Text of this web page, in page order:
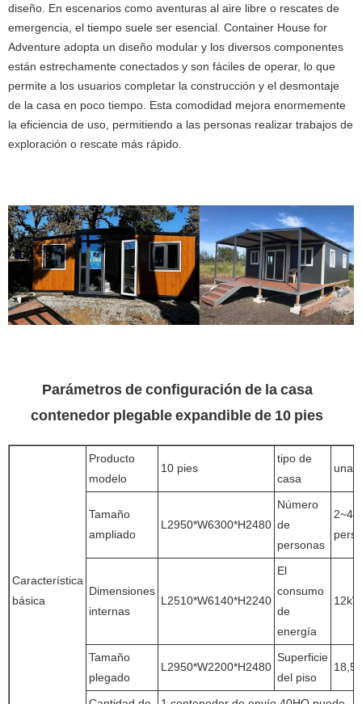
diseño. En escenarios como aventuras al aire libre o rescates de
emergencia, el tiempo suele ser esencial. Container House for
Adventure adopta un diseño modular y los diversos componentes
están estrechamente conectados y son fáciles de operar, lo que
permite a los usuarios completar la construcción y el desmontaje
de la casa en poco tiempo. Esta comodidad mejora enormemente
la eficiencia de uso, permitiendo a las personas realizar trabajos de
exploración o rescate más rápido.
Parámetros de configuración de la casa
contenedor plegable expandible de 10 pies
Característica
básica
Producto
modelo
10 pies
tipo de
casa
una
Tamaño
ampliado
L2950*W6300*H2480
Número
de
personas
2~4
Dimensiones
internas
L2510*W6140*H2240
El
consumo
de
energía
12kW
Tamaño
plegado
L2950*W2200*H2480
Superficie
del piso